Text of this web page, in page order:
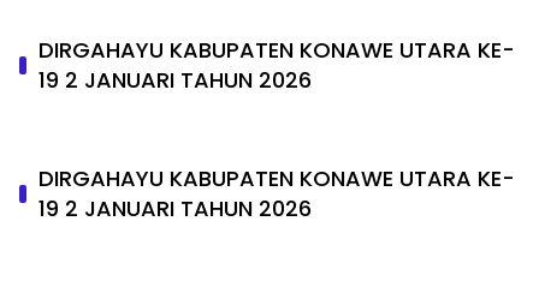
DIRGAHAYU KABUPATEN KONAWE UTARA KE-
19 2 JANUARI TAHUN 2026
DIRGAHAYU KABUPATEN KONAWE UTARA KE-
19 2 JANUARI TAHUN 2026